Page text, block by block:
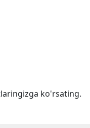
ko'rsating.